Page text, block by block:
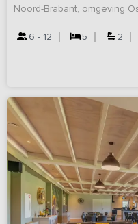
Noord-Brabant, omgeving
6 - 12 5 2